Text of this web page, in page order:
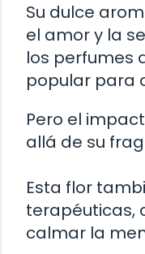
Su dulce
el amor y la
los perfumes
popular para
Pero el
allá de su
Esta flor
terapéuticas,
calmar la